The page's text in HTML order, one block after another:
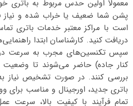
معمولاً اولین حدس مربوط به باتری
پشن شما ضعیف یا خراب شده و نیاز
است با مراکز معتبر خدمات باتری
دریافت کنید. کارشناسان ابتدا
سپس تکنسین‌های مجرب به سرعت در
کنار جاده) حاضر می‌شوند تا وضعیت
بررسی کنند. در صورت تشخیص نیاز
باتری جدید، اورجینال و مناسب
تمام فرآیند با کیفیت بالا، سرعت